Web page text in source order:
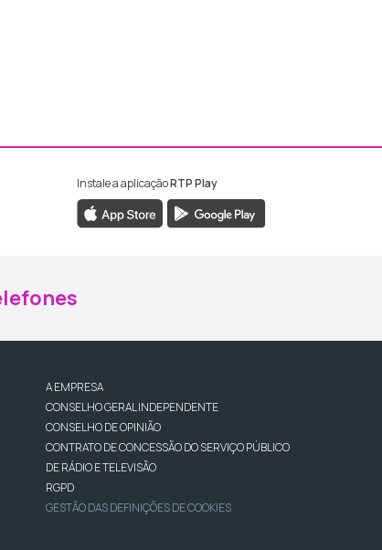
da RTP Madeira
da RTP Madeira
Instale a aplicaçãoRTP Play
A EMPRESA
CONSELHO GERAL INDEPENDENTE
CONSELHO DE OPINIÃO
CONTRATO DE CONCESSÃO DO SERVIÇO PÚBLICO
DE RÁDIO E TELEVISÃO
RGPD
GESTÃO DAS DEFINIÇÕES DE COOKIES